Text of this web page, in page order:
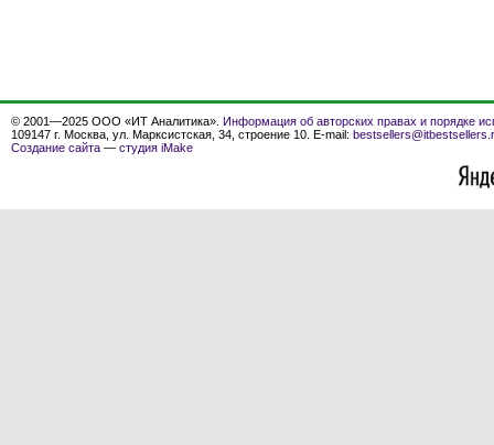
© 2001—2025 ООО «ИТ Аналитика». Информация об авторских правах и порядке
109147 г. Москва, ул. Марксистская, 34, строение 10. E-mail:
Создание сайта — студия iMake